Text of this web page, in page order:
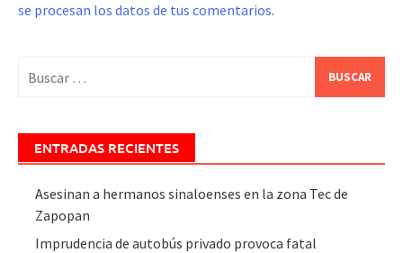
se procesan los datos de tus comentarios.
ENTRADAS RECIENTES
Asesinan a hermanos sinaloenses en la zona Tec de
Zapopan
Imprudencia de autobús privado provoca fatal